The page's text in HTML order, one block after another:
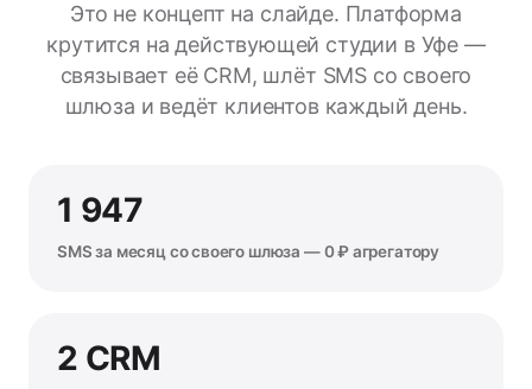
Это не концепт на слайде. Платформа
крутится на действующей студии в Уфе —
связывает её CRM, шлёт SMS со своего
шлюза и ведёт клиентов каждый день.
1 947
SMS за месяц со своего шлюза — 0 ₽ агрегатору
2 CRM